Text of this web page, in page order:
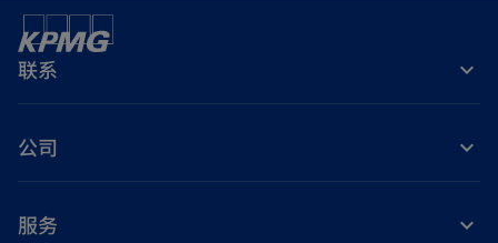
联系
公司
服务